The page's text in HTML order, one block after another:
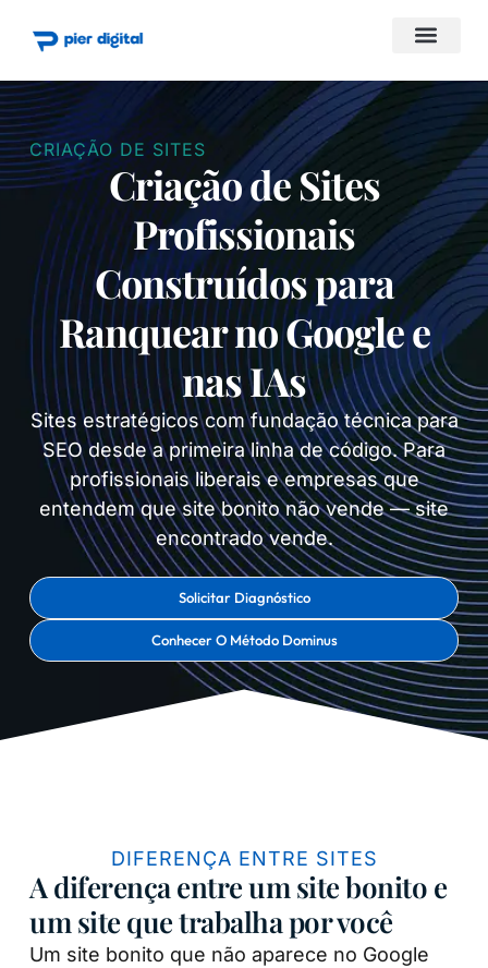
CRIAÇÃO DE SITES
Criação de Sites
Profissionais
Construídos para
Ranquear no Google e
nas IAs
Sites estratégicos com fundação técnica para
SEO desde a primeira linha de código. Para
profissionais liberais e empresas que
entendem que site bonito não vende — site
encontrado vende.
Solicitar Diagnóstico
Conhecer O Método Dominus
DIFERENÇA ENTRE SITES
A diferença entre um site bonito e
um site que trabalha por você
Um site bonito que não aparece no Google